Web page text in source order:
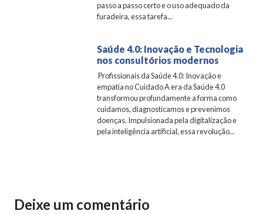
passo a passo certo e o uso adequado da
furadeira, essa tarefa...
Saúde 4.0: Inovação e Tecnologia
nos consultórios modernos
Profissionais da Saúde 4.0: Inovação e
empatia no Cuidado A era da Saúde 4.0
transformou profundamente a forma como
cuidamos, diagnosticamos e prevenimos
doenças. Impulsionada pela digitalização e
pela inteligência artificial, essa revolução...
Deixe um comentário